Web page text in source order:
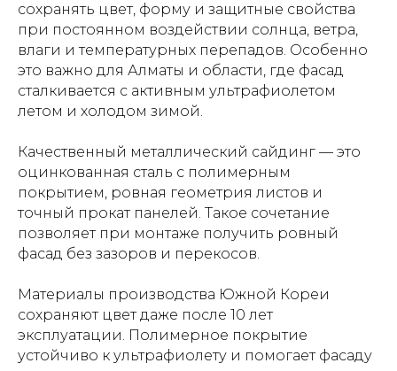
сохранять цвет, форму и защитные свойства
при постоянном воздействии солнца, ветра,
влаги и температурных перепадов. Особенно
это важно для Алматы и области, где фасад
сталкивается с активным ультрафиолетом
летом и холодом зимой.
Качественный металлический сайдинг — это
оцинкованная сталь с полимерным
покрытием, ровная геометрия листов и
точный прокат панелей. Такое сочетание
позволяет при монтаже получить ровный
фасад без зазоров и перекосов.
Материалы производства Южной Кореи
сохраняют цвет даже после 10 лет
эксплуатации. Полимерное покрытие
устойчиво к ультрафиолету и помогает фасаду